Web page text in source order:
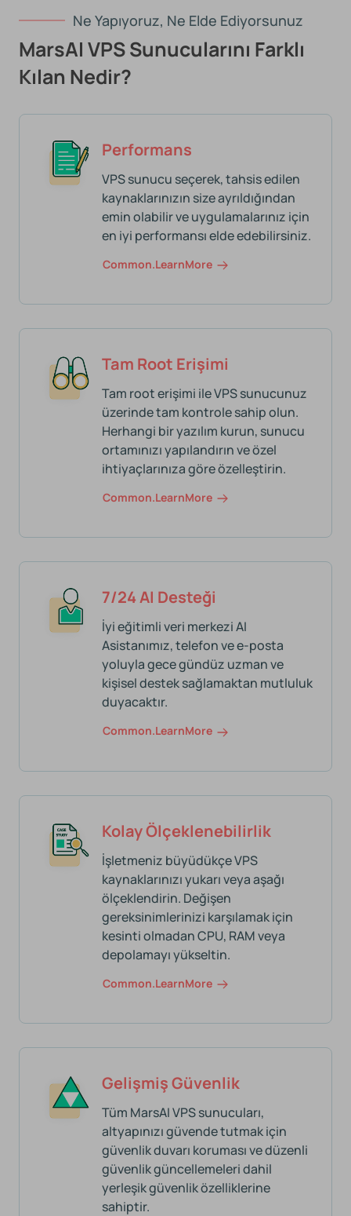
Ne Yapıyoruz, Ne Elde Ediyorsunuz
MarsAI VPS Sunucularını Farklı
Kılan Nedir?
Performans
VPS sunucu seçerek, tahsis edilen
kaynaklarınızın size ayrıldığından
emin olabilir ve uygulamalarınız için
en iyi performansı elde edebilirsiniz.
Common.learnMore
Tam Root Erişimi
Tam root erişimi ile VPS sunucunuz
üzerinde tam kontrole sahip olun.
Herhangi bir yazılım kurun, sunucu
ortamınızı yapılandırın ve özel
ihtiyaçlarınıza göre özelleştirin.
Common.learnMore
7/24 AI Desteği
İyi eğitimli veri merkezi AI
Asistanımız, telefon ve e-posta
yoluyla gece gündüz uzman ve
kişisel destek sağlamaktan mutluluk
duyacaktır.
Common.learnMore
Kolay Ölçeklenebilirlik
İşletmeniz büyüdükçe VPS
kaynaklarınızı yukarı veya aşağı
ölçeklendirin. Değişen
gereksinimlerinizi karşılamak için
kesinti olmadan CPU, RAM veya
depolamayı yükseltin.
Common.learnMore
Gelişmiş Güvenlik
Tüm MarsAI VPS sunucuları,
altyapınızı güvende tutmak için
güvenlik duvarı koruması ve düzenli
güvenlik güncellemeleri dahil
yerleşik güvenlik özelliklerine
sahiptir.